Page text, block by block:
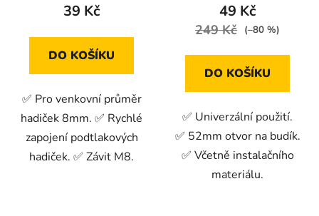
39 Kč
DO KOŠÍKU
✅ Pro venkovní průměr
hadiček 8mm. ✅ Rychlé
zapojení podtlakových
hadiček. ✅ Závit M8.
49 Kč
249 Kč (–80 %)
DO KOŠÍKU
✅ Univerzální použití.
✅ 52mm otvor na budík.
✅ Včetně instalačního
materiálu.